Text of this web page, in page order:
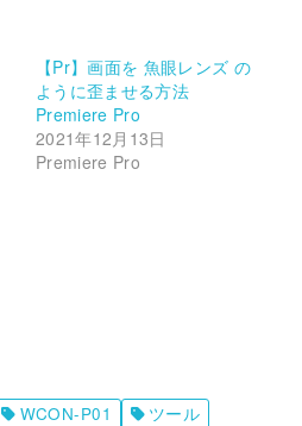
【Pr】画面を 魚眼レンズ の
ように歪ませる方法
Premiere Pro
2021年12月13日
Premiere Pro
WCON-P01
ツール